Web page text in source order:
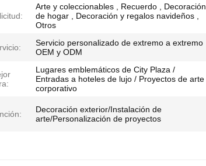
Arte y coleccionables , Recuerdo , Decoración
de hogar , Decoración y regalos navideños ,
Otros
Servicio personalizado de extremo a extremo
OEM y ODM
Lugares emblemáticos de City Plaza /
Entradas a hoteles de lujo / Proyectos de arte
corporativo
Decoración exterior/Instalación de
arte/Personalización de proyectos